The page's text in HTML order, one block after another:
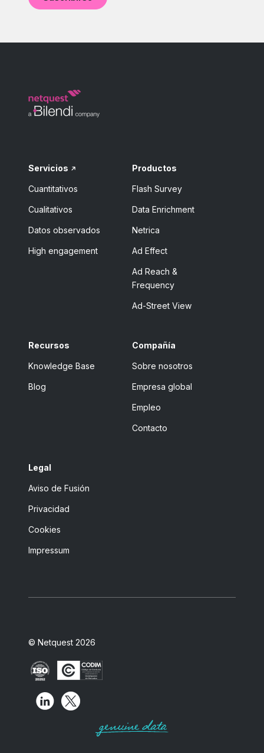
Servicios
Cuantitativos
Cualitativos
Datos observados
High engagement
Productos
Flash Survey
Data Enrichment
Netrica
Ad Effect
Ad Reach &
Frequency
Ad-Street View
Recursos
Knowledge Base
Blog
Compañía
Sobre nosotros
Empresa global
Empleo
Contacto
Legal
Aviso de Fusión
Privacidad
Cookies
Impressum
© Netquest 2026